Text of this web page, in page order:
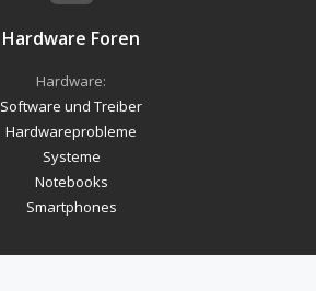
Hardware Foren
Hardware:
Software und Treiber
Hardwareprobleme
Systeme
Notebooks
Smartphones